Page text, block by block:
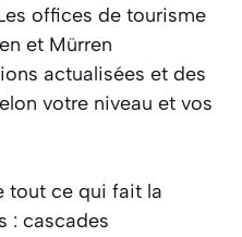
offices de tourisme
et Mürren
actualisées et des
votre niveau et vos
tout ce qui fait la
: cascades